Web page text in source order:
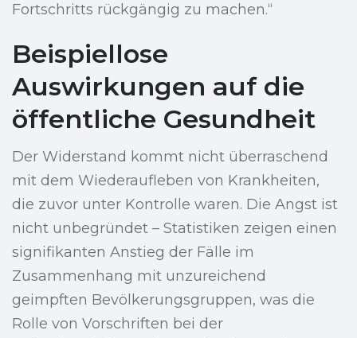
Fortschritts rückgängig zu machen.“
Beispiellose
Auswirkungen auf die
öffentliche Gesundheit
Der Widerstand kommt nicht überraschend
mit dem Wiederaufleben von Krankheiten,
die zuvor unter Kontrolle waren. Die Angst ist
nicht unbegründet – Statistiken zeigen einen
signifikanten Anstieg der Fälle im
Zusammenhang mit unzureichend
geimpften Bevölkerungsgruppen, was die
Rolle von Vorschriften bei der